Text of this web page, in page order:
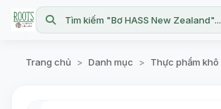
Tìm kiếm "Bơ HASS New Zealand"...
Trang chủ > Danh mục > Thực phẩm khô